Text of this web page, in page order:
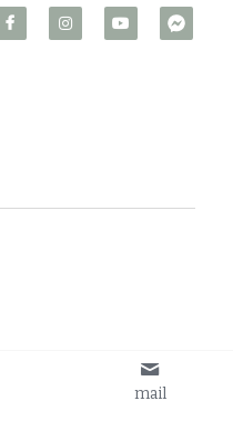
mail